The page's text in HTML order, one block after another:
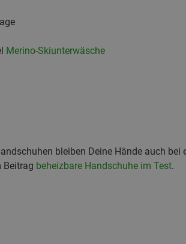
Merino-Skiunterwäsche
bleiben Deine Hände auch
Beitrag beheizbare Handschuhe im Test.